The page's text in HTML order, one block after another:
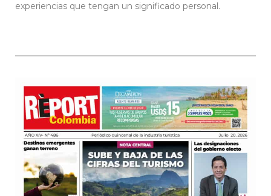
experiencias que tengan un significado personal.